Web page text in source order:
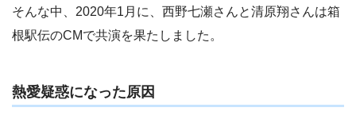
そんな中、2020年1月に、西野七瀬さんと清原翔さんは箱
根駅伝のCMで共演を果たしました。
熱愛疑惑になった原因